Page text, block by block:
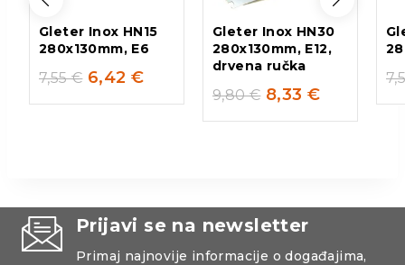
Gleter Inox HN15
280x130mm, E6
7,55€ 6,42 €
Gleter Inox HN30
280x130mm, E12,
drvena ručka
9,80€ 8,33 €
Prijavi se na newsletter
Primaj najnovije informacije o događajima,